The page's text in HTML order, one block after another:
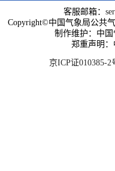
客服邮箱：
Copyright©中国气象局公共
制作维护：中
郑重声明
京ICP证010385-2